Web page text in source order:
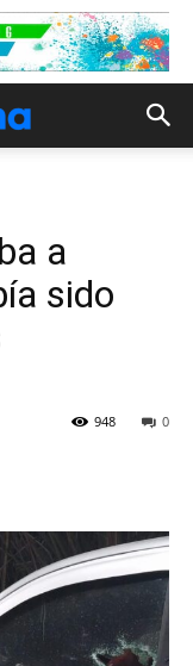
a
sido
0
948